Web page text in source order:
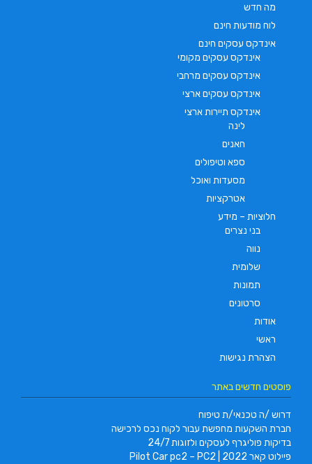
מה חדש
לוח מודעות חינם
אינדקס עסקים חינם
אינדקס עסקים מקומי
אינדקס עסקים מרחבי
אינדקס עסקים ארצי
אינדקס תיירות ארצי
לינה
חאנים
ספא וטיפולים
מסעדות ואוכל
אטרקציות
חלוציות – מידע
בני נצרים
נווה
שלומית
תמונות
סרטונים
אודות
ראשי
הצהרת נגישות
פוסטים חדשים באתר
דרוש /ה טכנאי/ת טיפוח
חברת השקעות מחפשת עבור לקוח נכס לרכישה
בדיקות פוליגרף לעסקים ולזוגות 24/7
פיילוט קאר 2022 | Pilot Car pc2 – PC2